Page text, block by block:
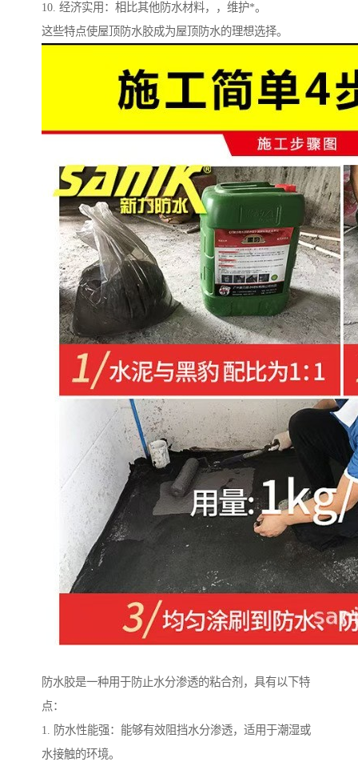
10. 经济实用：相比其他防水材料，，维护*。
这些特点使屋顶防水胶成为屋顶防水的理想选择。
防水胶是一种用于防止水分渗透的粘合剂，具有以下特
点：
1. 防水性能强：能够有效阻挡水分渗透，适用于潮湿或
水接触的环境。